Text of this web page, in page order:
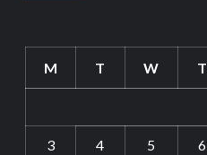
M T W T
3 4 5 6